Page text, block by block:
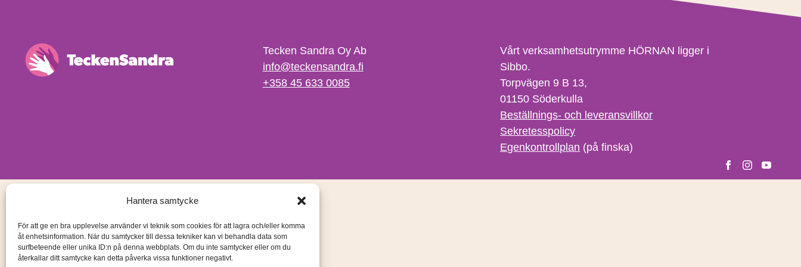
Hantera samtycke
För att ge en bra upplevelse använder vi teknik som cookies för att lagra och/eller komma
åt enhetsinformation. När du samtycker till dessa tekniker kan vi behandla data som
surfbeteende eller unika ID:n på denna webbplats. Om du inte samtycker eller om du
återkallar ditt samtycke kan detta påverka vissa funktioner negativt.
Tecken Sandra Oy Ab
info@teckensandra.fi
+358 45 633 0085
Vårt verksamhetsutrymme HÖRNAN ligger i
Sibbo.
Torpvägen 9 B 13,
01150 Söderkulla
Beställnings- och leveransvillkor
Sekretesspolicy
Egenkontrollplan (på finska)